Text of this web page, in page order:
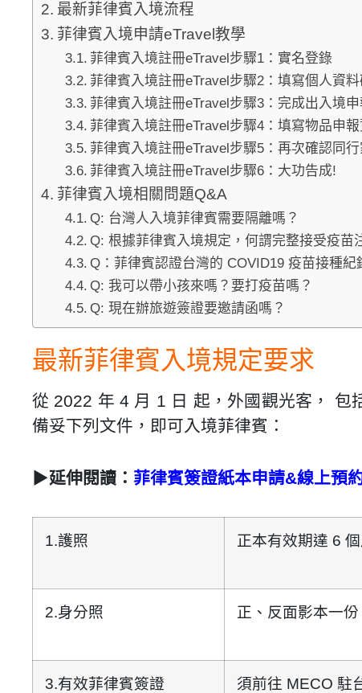
最新菲律賓入境流程
菲律賓入境申請eTravel教學
菲律賓入境註冊eTravel步驟1：實名登錄
菲律賓入境註冊eTravel步驟2：填寫個人資
菲律賓入境註冊eTravel步驟3：完成出入境申
菲律賓入境註冊eTravel步驟4：填寫物品申
菲律賓入境註冊eTravel步驟5：再次確認同
菲律賓入境註冊eTravel步驟6：大功告成!
菲律賓入境相關問題Q&A
Q: 台灣人入境菲律賓需要隔離嗎？
Q: 根據菲律賓入境規定，何謂完整接受疫苗
Q：菲律賓認證台灣的 COVID19 疫苗接種紀
Q: 我可以帶小孩來嗎？要打疫苗嗎？
Q: 現在辦旅遊簽證要邀請函嗎？
最新菲律賓入境規定要求
從 2022 年 4 月 1 日 起，外國觀光客， 包
備妥下列文件，即可入境菲律賓：
▶延伸閱讀： 菲律賓簽證紙本申請&線上預
1.護照 正本有效期達 6
2.身分照 正、反面影本一份
3.有效菲律賓簽證
須前往 MECO 駐